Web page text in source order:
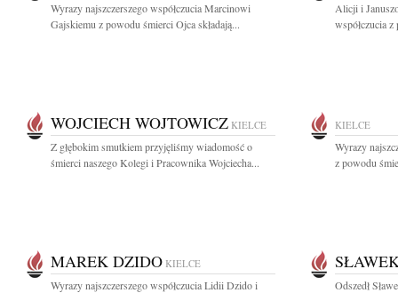
Wyrazy najszczerszego współczucia Marcinowi
Gajskiemu z powodu śmierci Ojca składają...
Alicji i
współczucia
WOJCIECH WOJTOWICZ KIELCE
Z głębokim smutkiem przyjęliśmy wiadomość o
śmierci naszego Kolegi i Pracownika Wojciecha...
KIELCE
Wyrazy
z powodu
MAREK DZIDO KIELCE
Wyrazy najszczerszego współczucia Lidii Dzido i
Odszedł